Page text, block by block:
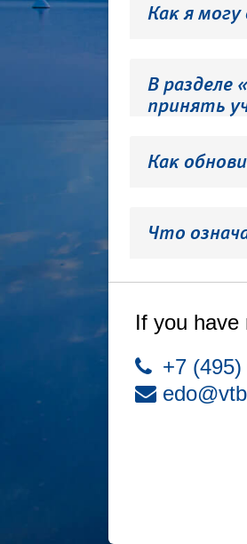
Как я
В разделе
принять
Как
Что
If you have
+7 (495)